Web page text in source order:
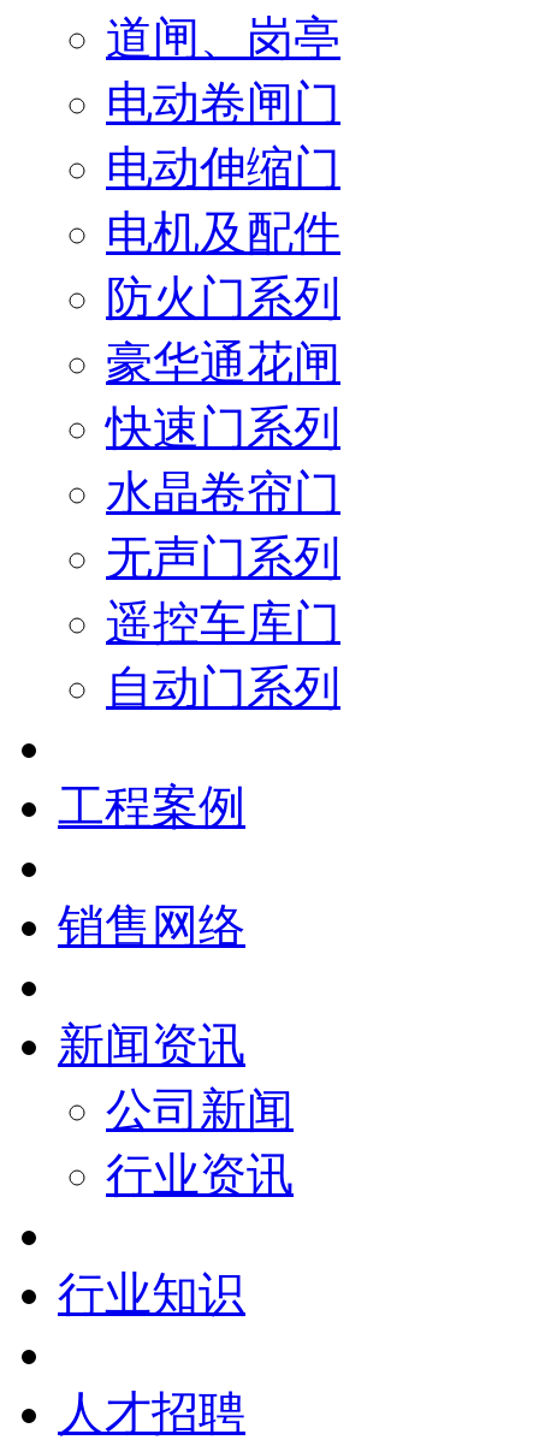
道闸、岗亭
电动卷闸门
电动伸缩门
电机及配件
防火门系列
豪华通花闸
快速门系列
水晶卷帘门
无声门系列
遥控车库门
自动门系列
工程案例
销售网络
新闻资讯
公司新闻
行业资讯
行业知识
人才招聘